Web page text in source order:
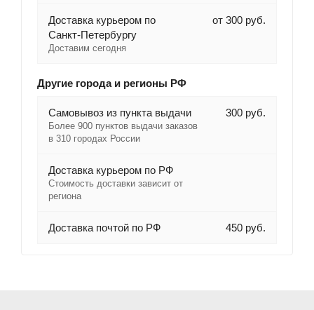
Доставка курьером по
Санкт-Петербургу
Доставим сегодня
от 300 руб.
Другие города и регионы РФ
Самовывоз из пункта выдачи
Более 900 пунктов выдачи заказов
в 310 городах России
300 руб.
Доставка курьером по РФ
Стоимость доставки зависит от
региона
Доставка почтой по РФ 450 руб.